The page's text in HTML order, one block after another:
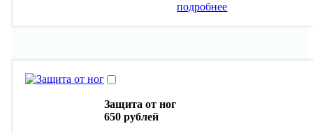
подробнее
Защита от ног
650 рублей